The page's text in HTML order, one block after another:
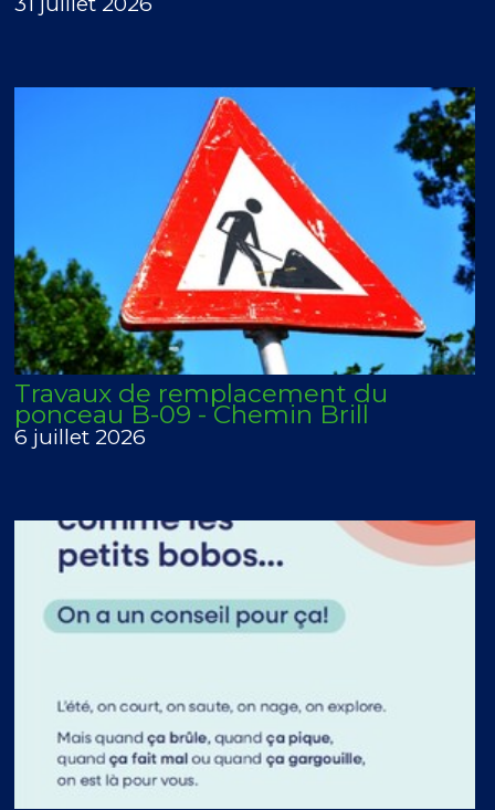
Travaux de remplacement du
ponceau B-09 - Chemin Brill
6 juillet 2026